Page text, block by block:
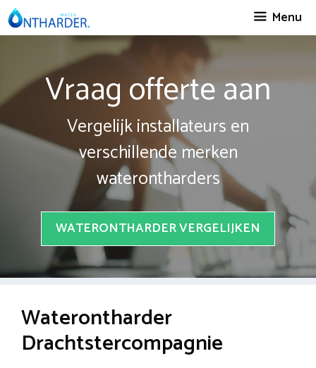
Spring
naar
Menu
Vraag offerte aan
Vergelijk installateurs en
verschillende merken
waterontharders
WATERONTHARDER VERGELIJKEN
Waterontharder
Drachtstercompagnie